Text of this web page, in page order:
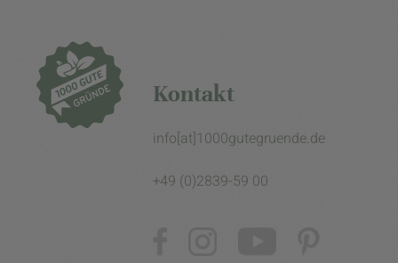
Kontakt
info[at]1000gutegruende.de
+49 (0)2839-59 00